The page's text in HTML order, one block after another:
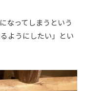
なってしまうという
ようにしたい」とい